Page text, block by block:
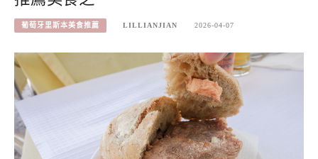
葡萄牙里斯本美食推薦 LILLIANJIAN 2026-04-07